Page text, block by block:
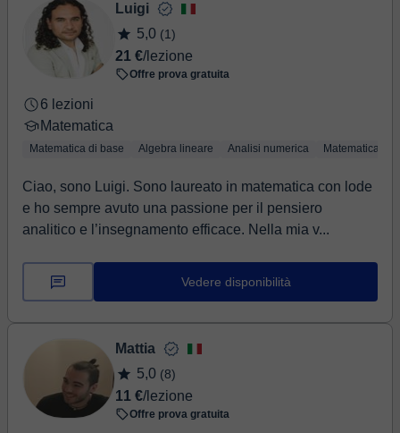
Luigi
5,0 (1)
21 €/lezione
Offre prova gratuita
6 lezioni
Matematica
Matematica di base Algebra lineare Analisi numerica Matematica
Ciao, sono Luigi. Sono laureato in matematica con lode
e ho sempre avuto una passione per il pensiero
analitico e l’insegnamento efficace. Nella mia v...
Vedere disponibilità
Mattia
5,0 (8)
11 €/lezione
Offre prova gratuita